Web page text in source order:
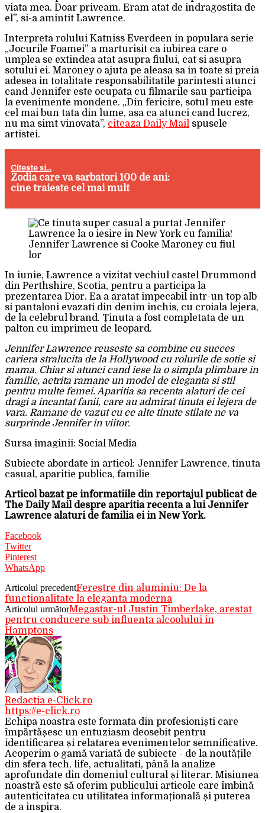
viata mea. Doar priveam. Eram atat de indragostita de
el”, si-a amintit Lawrence.
Interpreta rolului Katniss Everdeen in populara serie
„Jocurile Foamei” a marturisit ca iubirea care o
umplea se extindea atat asupra fiului, cat si asupra
sotului ei. Maroney o ajuta pe aleasa sa in toate si preia
adesea in totalitate responsabilitatile parintesti atunci
cand Jennifer este ocupata cu filmarile sau participa
la evenimente mondene. „Din fericire, sotul meu este
cel mai bun tata din lume, asa ca atunci cand lucrez,
nu ma simt vinovata”, citeaza Daily Mail spusele
artistei.
Citeste si...
Zodia care va sarbatori 100 de ani:
cine traieste cel mai mult
Jennifer Lawrence si Cooke Maroney cu fiul
lor
In iunie, Lawrence a vizitat vechiul castel Drummond
din Perthshire, Scotia, pentru a participa la
prezentarea Dior. Ea a aratat impecabil intr-un top alb
si pantaloni evazati din denim inchis, cu croiala lejera,
de la celebrul brand. Ținuta a fost completata de un
palton cu imprimeu de leopard.
Jennifer Lawrence reuseste sa combine cu succes
cariera stralucita de la Hollywood cu rolurile de sotie si
mama. Chiar si atunci cand iese la o simpla plimbare in
familie, actrita ramane un model de eleganta si stil
pentru multe femei. Aparitia sa recenta alaturi de cei
dragi a incantat fanii, care au admirat tinuta ei lejera de
vara. Ramane de vazut cu ce alte tinute stilate ne va
surprinde Jennifer in viitor.
Sursa imaginii: Social Media
Subiecte abordate in articol: Jennifer Lawrence, tinuta
casual, aparitie publica, familie
Articol bazat pe informatiile din reportajul publicat de
The Daily Mail despre aparitia recenta a lui Jennifer
Lawrence alaturi de familia ei in New York.
Facebook
Twitter
Pinterest
WhatsApp
Articolul precedentFerestre din aluminiu: De la
functionalitate la eleganta moderna
Articolul următorMegastar-ul Justin Timberlake, arestat
pentru conducere sub influenta alcoolului in
Hamptons
Redactia e-Click.ro
https://e-click.ro
Echipa noastra este formata din profesioniști care
împărtășesc un entuziasm deosebit pentru
identificarea și relatarea evenimentelor semnificative.
Acoperim o gamă variată de subiecte - de la noutățile
din sfera tech, life, actualitati, până la analize
aprofundate din domeniul cultural și literar. Misiunea
noastră este să oferim publicului articole care îmbină
autenticitatea cu utilitatea informațională și puterea
de a inspira.